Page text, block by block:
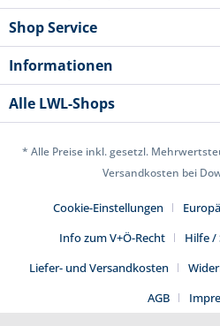
Shop Service
Informationen
Alle LWL-Shops
* Alle Preise inkl. gesetzl.
Versandkosten bei
Cookie-Einstellungen
Info zum V+Ö-Recht
Hilfe /
Liefer- und Versandkosten
AGB